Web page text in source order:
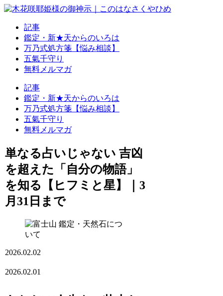
記事
鑑定・新★天からのいろは
万乃式処方箋【悩み相談】
五氣千守り
無料メルマガ
記事
鑑定・新★天からのいろは
万乃式処方箋【悩み相談】
五氣千守り
無料メルマガ
単なる占いじゃない 吉凶
を超えた「自分の物語」
を知る【ヒフミと星】｜3
月31日まで
鑑定・天然石につ
いて
2026.02.02
2026.02.01